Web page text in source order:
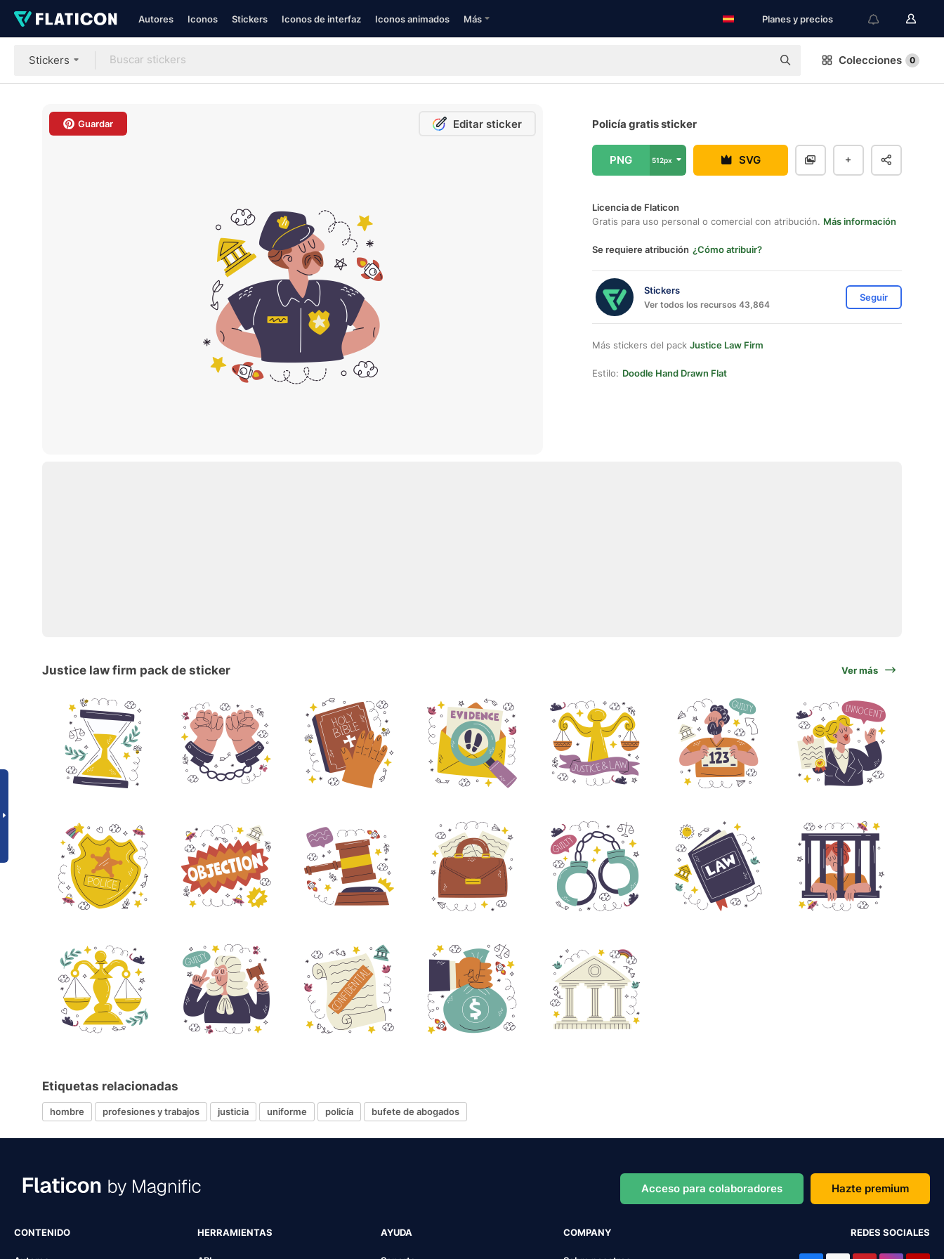
Autores Iconos Stickers Iconos de interfaz Iconos animados Más Planes y precios
Stickers Colecciones 0
Guardar Editar sticker Policía gratis sticker
PNG 512px SVG
Licencia de Flaticon
Gratis para uso personal o comercial con atribución. Más información
Se requiere atribución ¿Cómo atribuir?
Stickers
Ver todos los recursos 43,864
Seguir
Más stickers del pack Justice Law Firm
Estilo: Doodle Hand Drawn Flat
Justice law firm pack de sticker Ver más
Etiquetas relacionadas
hombre profesiones y trabajos justicia uniforme policía bufete de abogados
Acceso para colaboradores Hazte premium
CONTENIDO HERRAMIENTAS AYUDA COMPANY REDES SOCIALES